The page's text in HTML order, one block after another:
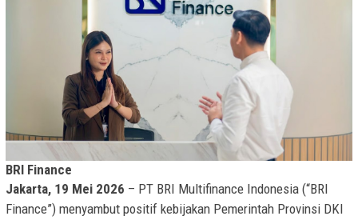
BRI Finance
Jakarta, 19 Mei 2026 – PT BRI Multifinance Indonesia (“BRI
Finance”) menyambut positif kebijakan Pemerintah Provinsi DKI